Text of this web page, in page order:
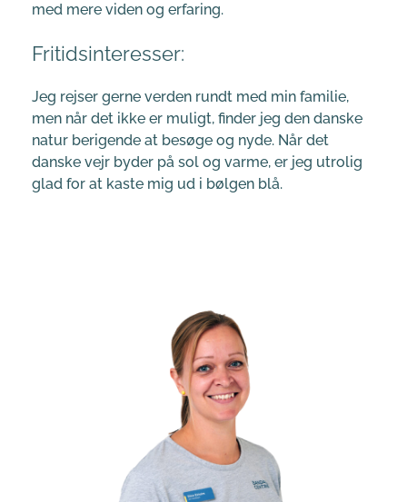
med mere viden og erfaring.
Fritidsinteresser:
Jeg rejser gerne verden rundt med min familie,
men når det ikke er muligt, finder jeg den danske
natur berigende at besøge og nyde. Når det
danske vejr byder på sol og varme, er jeg utrolig
glad for at kaste mig ud i bølgen blå.